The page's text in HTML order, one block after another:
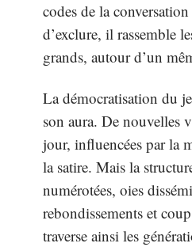
codes de la
d’exclure, il rassemble
grands, autour d’un
La démocratisation du
son aura. De nouvelles
jour, influencées par la
la satire. Mais la
numérotées, oies
rebondissements et
traverse ainsi les